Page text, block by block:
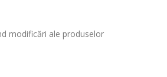
modificări ale produselor